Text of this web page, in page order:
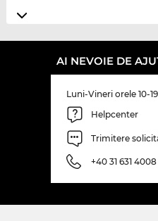
AI NEVOIE DE
Luni-Vineri orele 10-19
Helpcenter
Trimitere
+40 31 631 4008